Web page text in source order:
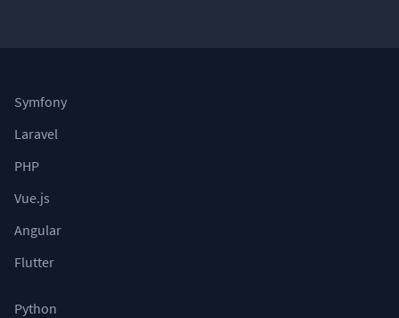
Symfony
Laravel
PHP
Vue.js
Angular
Flutter
Python